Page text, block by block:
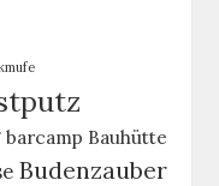
barcamp Bauhütte
Budenzauber